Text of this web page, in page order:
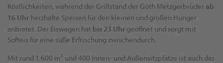
Köstlichkeiten, während der Grillstand der Göth Metzgerbrüder ab
16 Uhr herzhafte Speisen für den kleinen und großen Hunger
anbietet. Der Eiswagen hat bis 23 Uhr geöffnet und sorgt mit
Softeis für eine süße Erfrischung zwischendurch.
Mit rund 1.600 m² und 400 Innen- und Außensitzplätze ist auch das